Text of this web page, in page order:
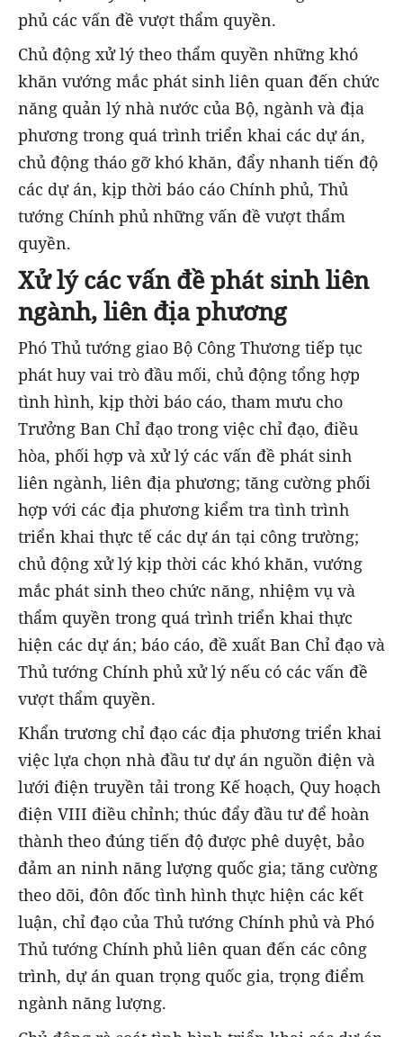
phủ các vấn đề vượt thẩm quyền.
Chủ động xử lý theo thẩm quyền những khó
khăn vướng mắc phát sinh liên quan đến chức
năng quản lý nhà nước của Bộ, ngành và địa
phương trong quá trình triển khai các dự án,
chủ động tháo gỡ khó khăn, đẩy nhanh tiến độ
các dự án, kịp thời báo cáo Chính phủ, Thủ
tướng Chính phủ những vấn đề vượt thẩm
quyền.
Xử lý các vấn đề phát sinh liên
ngành, liên địa phương
Phó Thủ tướng giao Bộ Công Thương tiếp tục
phát huy vai trò đầu mối, chủ động tổng hợp
tình hình, kịp thời báo cáo, tham mưu cho
Trưởng Ban Chỉ đạo trong việc chỉ đạo, điều
hòa, phối hợp và xử lý các vấn đề phát sinh
liên ngành, liên địa phương; tăng cường phối
hợp với các địa phương kiểm tra tình trình
triển khai thực tế các dự án tại công trường;
chủ động xử lý kịp thời các khó khăn, vướng
mắc phát sinh theo chức năng, nhiệm vụ và
thẩm quyền trong quá trình triển khai thực
hiện các dự án; báo cáo, đề xuất Ban Chỉ đạo và
Thủ tướng Chính phủ xử lý nếu có các vấn đề
vượt thẩm quyền.
Khẩn trương chỉ đạo các địa phương triển khai
việc lựa chọn nhà đầu tư dự án nguồn điện và
lưới điện truyền tải trong Kế hoạch, Quy hoạch
điện VIII điều chỉnh; thúc đẩy đầu tư để hoàn
thành theo đúng tiến độ được phê duyệt, bảo
đảm an ninh năng lượng quốc gia; tăng cường
theo dõi, đôn đốc tình hình thực hiện các kết
luận, chỉ đạo của Thủ tướng Chính phủ và Phó
Thủ tướng Chính phủ liên quan đến các công
trình, dự án quan trọng quốc gia, trọng điểm
ngành năng lượng.